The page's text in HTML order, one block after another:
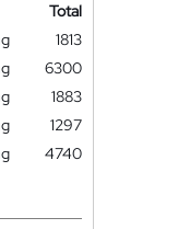
Total
1813
6300
1883
1297
4740